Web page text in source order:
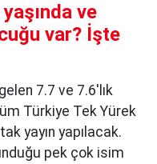
ve
var? İşte
7.7 ve 7.6'lık
Türkiye Tek Yürek
yayın yapılacak.
pek çok isim